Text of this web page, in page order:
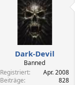
Dark-Devil
Banned
Registriert
Apr. 2008
Beiträge
828